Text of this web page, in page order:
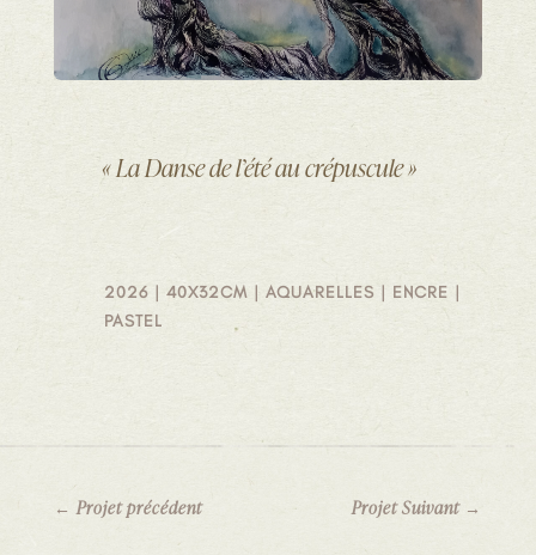
« La Danse de l’été au crépuscule »
2026 | 40X32CM | AQUARELLES | ENCRE |
PASTEL
← Projet précédent Projet Suivant→